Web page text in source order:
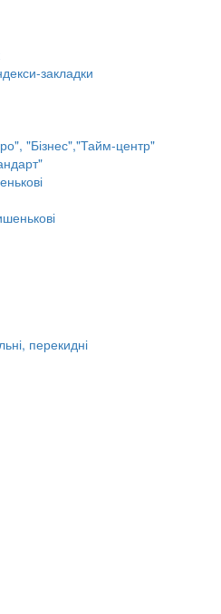
закладки
"Бізнес","Тайм-центр"
перекидні